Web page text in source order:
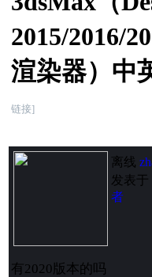
2015/2016/
渲染器）中
链接]
离线
发表于
者
有2020版本的吗